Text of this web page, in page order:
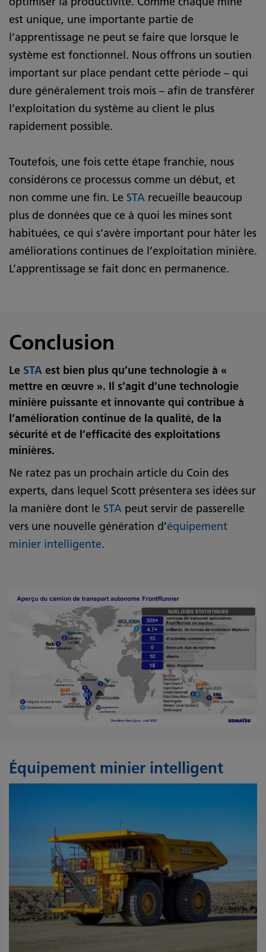
est unique, une importante partie de
l’apprentissage ne peut se faire que lorsque le
système est fonctionnel. Nous offrons un soutien
important sur place pendant cette période – qui
dure généralement trois mois – afin de transférer
l’exploitation du système au client le plus
rapidement possible.
Toutefois, une fois cette étape franchie, nous
considérons ce processus comme un début, et
non comme une fin. Le STA recueille beaucoup
plus de données que ce à quoi les mines sont
habituées, ce qui s’avère important pour hâter les
améliorations continues de l’exploitation minière.
L’apprentissage se fait donc en permanence.
Conclusion
Le STA est bien plus qu’une technologie à «
mettre en œuvre ». Il s’agit d’une technologie
minière puissante et innovante qui contribue à
l’amélioration continue de la qualité, de la
sécurité et de l’efficacité des exploitations
minières.
Ne ratez pas un prochain article du Coin des
experts, dans lequel Scott présentera ses idées sur
la manière dont le STA peut servir de passerelle
vers une nouvelle génération d’équipement
minier intelligente.
Équipement minier intelligent